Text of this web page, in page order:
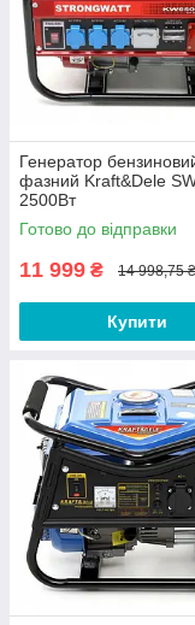
Ціну та
Генератор
фазний Kraft&Dele
2500Вт
Готово до відправки
11 999 ₴ 14 998,75 ₴
Купити